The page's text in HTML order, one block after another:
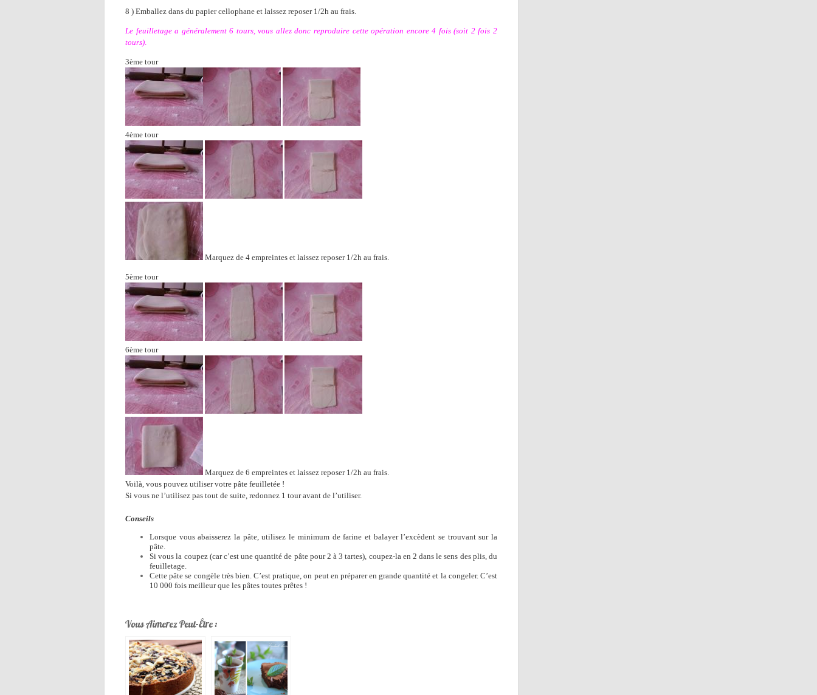
8 ) Emballez dans du papier cellophane et laissez reposer 1/2h au frais.
Le feuilletage a généralement 6 tours, vous allez donc reproduire cette opération encore 4 fois (soit 2 fois 2
tours).
3ème tour
4ème tour
Marquez de 4 empreintes et laissez reposer 1/2h au frais.
5ème tour
6ème tour
Marquez de 6 empreintes et laissez reposer 1/2h au frais.
Voilà, vous pouvez utiliser votre pâte feuilletée !
Si vous ne l’utilisez pas tout de suite, redonnez 1 tour avant de l’utiliser.
Conseils
Lorsque vous abaisserez la pâte, utilisez le minimum de farine et balayer l’excèdent se trouvant sur la
pâte.
Si vous la coupez (car c’est une quantité de pâte pour 2 à 3 tartes), coupez-la en 2 dans le sens des plis, du
feuilletage.
Cette pâte se congèle très bien. C’est pratique, on peut en préparer en grande quantité et la congeler. C’est
10 000 fois meilleur que les pâtes toutes prêtes !
Vous Aimerez Peut-Être :